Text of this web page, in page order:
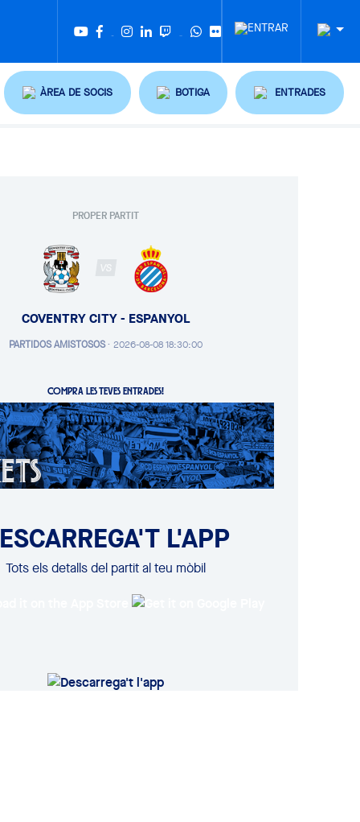
ÀREA DE SOCIS BOTIGA ENTRADES
PROPER PARTIT
VS
COVENTRY CITY - ESPANYOL
PARTIDOS AMISTOSOS· 2026-08-08 18:30:00
COMPRA LES TEVES ENTRADES!
L'APP
Tots els detalls del partit al teu mòbil